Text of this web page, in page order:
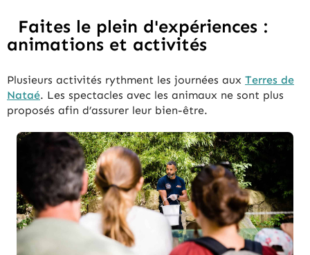
Faites le plein d'expériences :
animations et activités
Plusieurs activités rythment les journées aux Terres de
Nataé. Les spectacles avec les animaux ne sont plus
proposés afin d’assurer leur bien-être.